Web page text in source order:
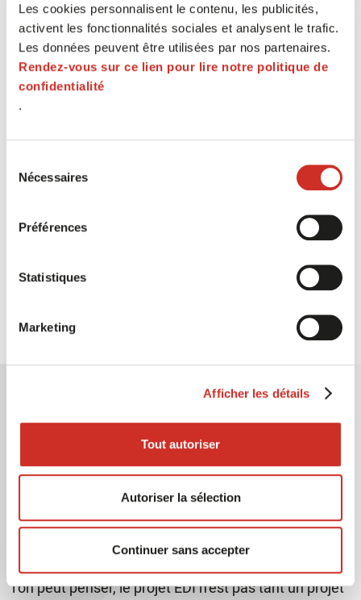
Les cookies personnalisent le contenu, les publicités,
activent les fonctionnalités sociales et analysent le trafic.
Les données peuvent être utilisées par nos partenaires.
Rendez-vous sur ce lien pour lire notre politique de
confidentialité
.
Nécessaires
Préférences
Statistiques
Marketing
Afficher les détails
Tout autoriser
Autoriser la sélection
Continuer sans accepter
d’économiser 1 à 1,50€ par palette
permet d’économiser 14€ par facture
permet l’économie de 18€ par message à un
Réussir son projet
Il est important de considérer le projet EDI comme
un projet global d’entreprise car l’enjeu est
l’organisation des échanges de données avec tout
l’on peut penser, le projet EDI n’est pas tant un projet